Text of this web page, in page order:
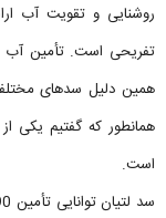
روشنایی و تقویت آب
تفریحی است. تأمین آب
همین دلیل سدهای
همانطور که گفتیم یکی
است.